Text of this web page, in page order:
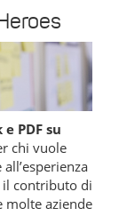
PDF su
chi vuole
contributo di
molte aziende